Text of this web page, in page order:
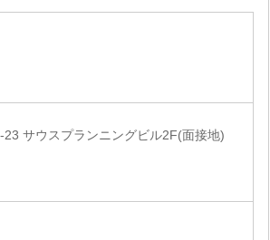
サウスプランニングビル2F(面接地)